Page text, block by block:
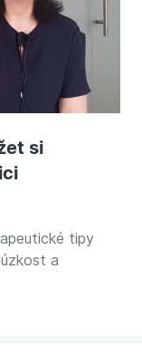
si
tipy
a